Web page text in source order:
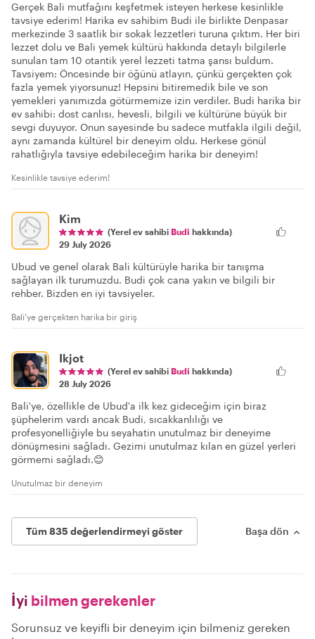
Gerçek Bali mutfağını keşfetmek isteyen herkese kesinlikle
tavsiye ederim! Harika ev sahibim Budi ile birlikte Denpasar
merkezinde 3 saatlik bir sokak lezzetleri turuna çıktım. Her biri
lezzet dolu ve Bali yemek kültürü hakkında detaylı bilgilerle
sunulan tam 10 otantik yerel lezzeti tatma şansı buldum.
Tavsiyem: Öncesinde bir öğünü atlayın, çünkü gerçekten çok
fazla yemek yiyorsunuz! Hepsini bitiremedik bile ve son
yemekleri yanımızda götürmemize izin verdiler. Budi harika bir
ev sahibi: dost canlısı, hevesli, bilgili ve kültürüne büyük bir
sevgi duyuyor. Onun sayesinde bu sadece mutfakla ilgili değil,
aynı zamanda kültürel bir deneyim oldu. Herkese gönül
rahatlığıyla tavsiye edebileceğim harika bir deneyim!
Kesinlikle tavsiye ederim!
Kim
(Yerel ev sahibi Budi hakkında)
29 July 2026
Ubud ve genel olarak Bali kültürüyle harika bir tanışma
sağlayan ilk turumuzdu. Budi çok cana yakın ve bilgili bir
rehber. Bizden en iyi tavsiyeler.
Bali'ye gerçekten harika bir giriş
Ikjot
(Yerel ev sahibi Budi hakkında)
28 July 2026
Bali'ye, özellikle de Ubud'a ilk kez gideceğim için biraz
şüphelerim vardı ancak Budi, sıcakkanlılığı ve
profesyonelliğiyle bu seyahatin unutulmaz bir deneyime
dönüşmesini sağladı. Gezimi unutulmaz kılan en güzel yerleri
görmemi sağladı.😊
Unutulmaz bir deneyim
Tüm 835 değerlendirmeyi göster Başa dön
İyi bilmen gerekenler
Sorunsuz ve keyifli bir deneyim için bilmeniz gereken